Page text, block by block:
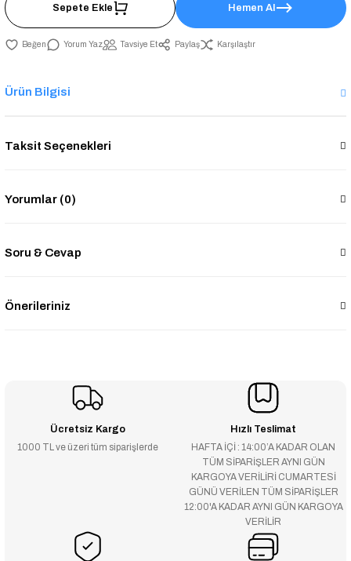
Sepete Ekle Hemen Al
Yorum Yaz Tavsiye Et Paylaş Karşılaştır
Ürün Bilgisi
Taksit Seçenekleri
Yorumlar (0)
Soru & Cevap
Önerileriniz
Ücretsiz Kargo
1000 TL ve üzeri tüm siparişlerde
Hızlı Teslimat
HAFTA İÇİ : 14:00’A KADAR OLAN
TÜM SİPARİŞLER AYNI GÜN
KARGOYA VERİLİRİ CUMARTESİ
GÜNÜ VERİLEN TÜM SİPARİŞLER
12:00'A KADAR AYNI GÜN KARGOYA
VERİLİR